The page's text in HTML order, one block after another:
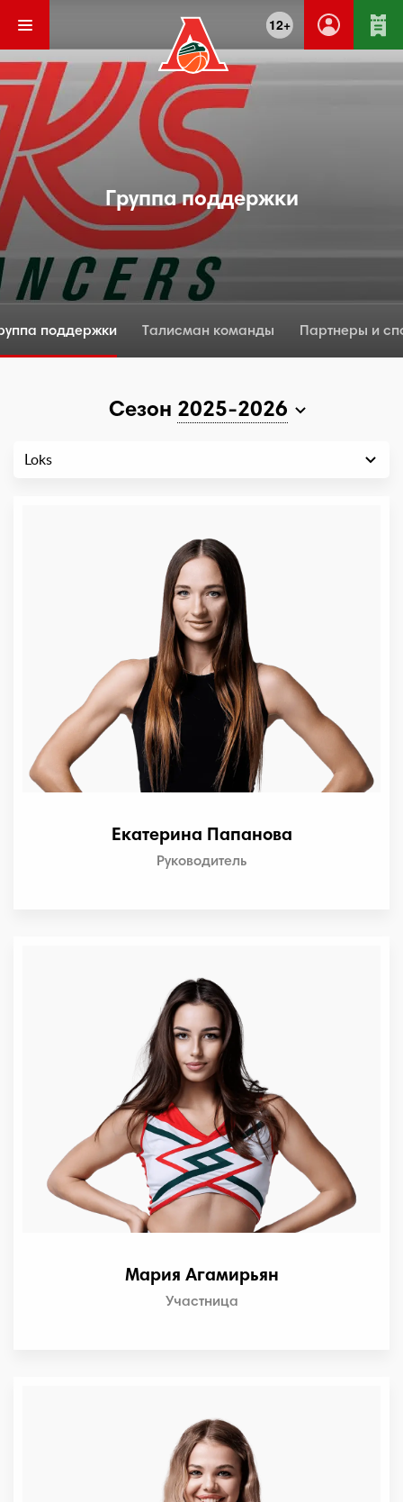
12+
Группа поддержки
поддержки Талисман команды Партнеры и
Сезон 2025-2026
Loks
Екатерина Папанова
Руководитель
Мария Агамирьян
Участница